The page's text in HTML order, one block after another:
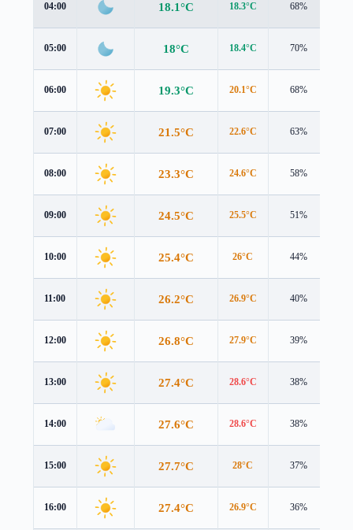
04:00 18.1°C 18.3°C 68%
05:00 18°C 18.4°C 70%
06:00 19.3°C 20.1°C 68%
07:00 21.5°C 22.6°C 63%
08:00 23.3°C 24.6°C 58%
09:00 24.5°C 25.5°C 51%
10:00 25.4°C 26°C 44%
11:00 26.2°C 26.9°C 40%
12:00 26.8°C 27.9°C 39%
13:00 27.4°C 28.6°C 38%
14:00 27.6°C 28.6°C 38%
15:00 27.7°C 28°C 37%
16:00 27.4°C 26.9°C 36%